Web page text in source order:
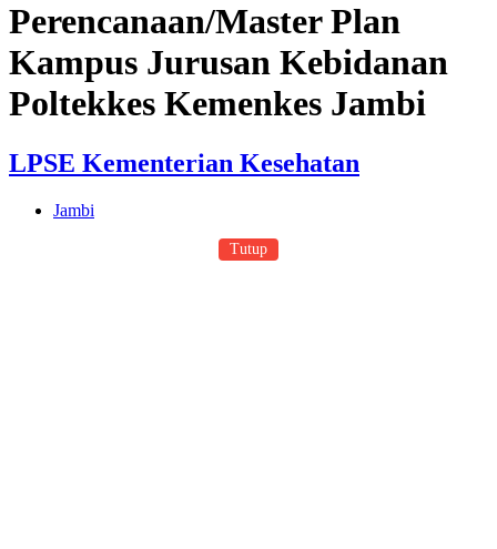
Perencanaan/Master Plan
Kampus Jurusan Kebidanan
Poltekkes Kemenkes Jambi
LPSE Kementerian Kesehatan
Jambi
Tutup